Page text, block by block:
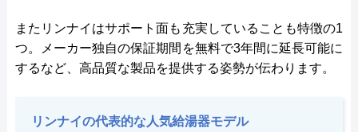
またリンナイはサポート面も充実していることも特徴の1
つ。メーカー独自の保証期間を無料で3年間に延長可能に
するなど、高品質な製品を提供する姿勢が伝わります。
リンナイの代表的な人気給湯器モデル